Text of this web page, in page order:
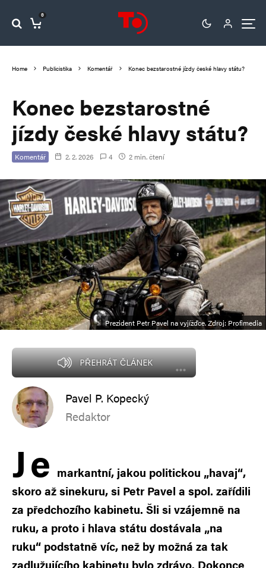
0
Home Publicistika Komentář Konec bezstarostné jízdy české hlavy státu?
Konec bezstarostné
jízdy české hlavy státu?
Komentář 2. 2. 2026 4 2 min. čtení
Prezident Petr Pavel na vyjížďce. Zdroj: Profimedia
PŘEHRÁT ČLÁNEK
Pavel P. Kopecký
Redaktor
Je markantní, jakou politickou „havaj“,
skoro až sinekuru, si Petr Pavel a spol. zařídili
za předchozího kabinetu. Šli si vzájemně na
ruku, a proto i hlava státu dostávala „na
ruku“ podstatně víc, než by možná za tak
zadlužujícího kabinetu bylo zdrávo. Dokonce